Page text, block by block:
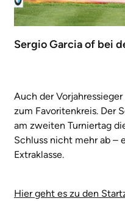
Sergio Garcia of bei
Auch der
zum Favoritenkreis. Der
am zweiten Turniertag
Schluss nicht mehr ab –
Extraklasse.
Hier geht es zu den